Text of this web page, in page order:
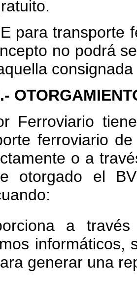
para transporte
no podrá
Ferroviario
ferroviario
o a
otorgado el
a
informáticos,
generar una